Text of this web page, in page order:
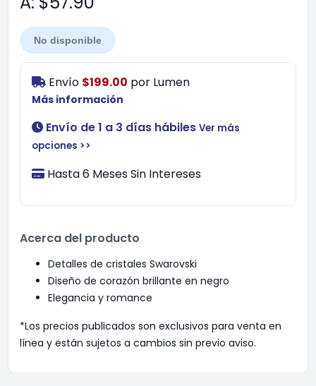
No disponible
Envío $199.00 por Lumen
Más información
Envío de 1 a 3 días hábiles Ver más
opciones >>
Hasta 6 Meses Sin Intereses
Acerca del producto
Detalles de cristales Swarovski
Diseño de corazón brillante en negro
Elegancia y romance
*Los precios publicados son exclusivos para venta en
línea y están sujetos a cambios sin previo aviso.